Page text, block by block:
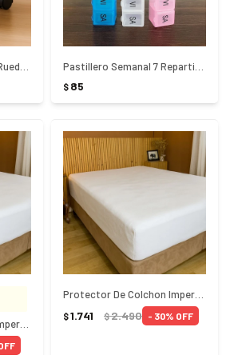
$ 85
$1.741 $2.490 30